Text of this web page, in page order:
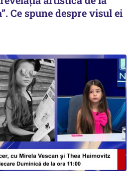
Ce spune despre visul ei